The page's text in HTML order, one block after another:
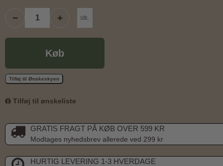
stk.
Køb
Tilføj til Ønskeskyen
Tilføj til ønskeliste
GRATIS FRAGT PÅ KØB OVER 599 KR
Modtages nyhedsbrev allerede ved 299 kr
HURTIG LEVERING 1-3 HVERDAGE